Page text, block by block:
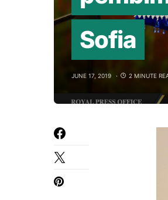
Sofia
JUNE 17, 2019 2 MINUTE